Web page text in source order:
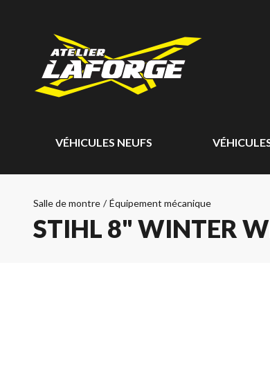
VÉHICULES NEUFS
Salle de montre / Équipement mécanique
STIHL 8" WINTER